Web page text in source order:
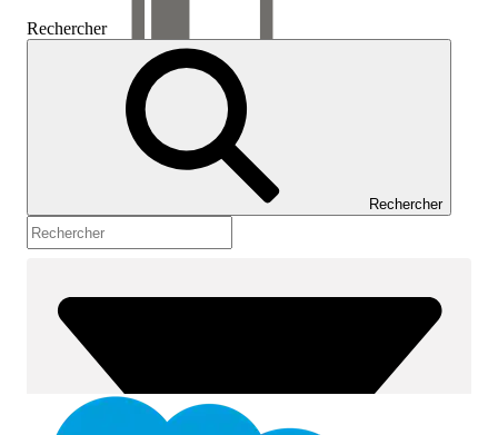
Afficher la table des
matières
Table des matières
Rechercher
Rechercher